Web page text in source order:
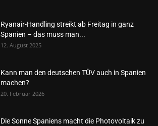
Ryanair-Handling streikt ab Freitag in ganz
Spanien – das muss man...
12. August 2025
Kann man den deutschen TÜV auch in Spanien
machen?
20. Februar 2026
Die Sonne Spaniens macht die Photovoltaik zu